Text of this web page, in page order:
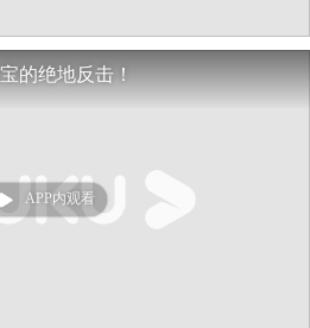
的绝地反击！
APP内观看